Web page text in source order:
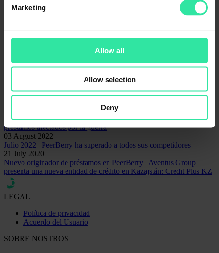
Marketing
Allow all
Allow selection
Deny
Perspectivas
Contacto para asuntos de comunicación
rita@peerberry.com
Related articles
Se han reembolsado a los inversores 48,31 millones de euros de
préstamos afectados por la guerra
03 August 2022
Julio 2022 | PeerBerry ha superado a todos sus competidores
21 July 2020
Nuevo originador de préstamos en PeerBerry | Aventus Group
presenta una nueva entidad de crédito en Kazajstán: Credit Plus KZ
LEGAL
Política de privacidad
Acuerdo del Usuario
SOBRE NOSTROS